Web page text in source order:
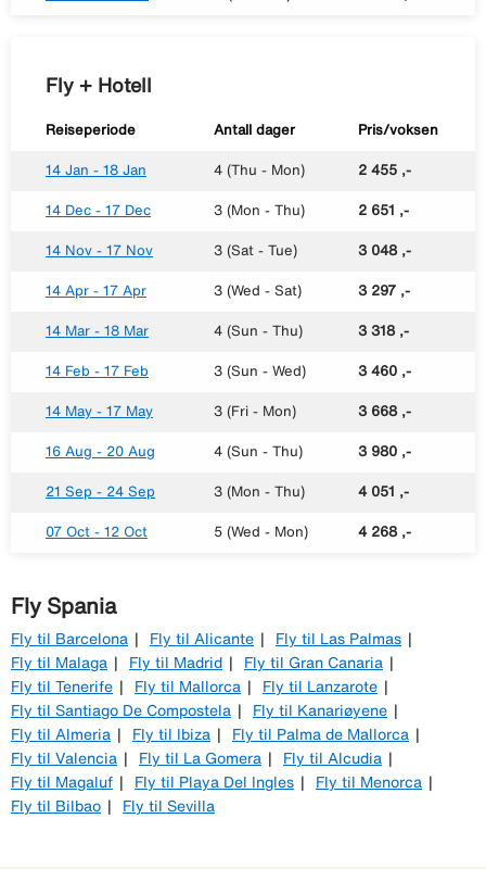
Fly + Hotell
Reiseperiode Antall dager Pris/voksen
14 Jan - 18 Jan 4 (Thu - Mon) 2 455 ,-
14 Dec - 17 Dec 3 (Mon - Thu) 2 651 ,-
14 Nov - 17 Nov 3 (Sat - Tue) 3 048 ,-
14 Apr - 17 Apr 3 (Wed - Sat) 3 297 ,-
14 Mar - 18 Mar 4 (Sun - Thu) 3 318 ,-
14 Feb - 17 Feb 3 (Sun - Wed) 3 460 ,-
14 May - 17 May 3 (Fri - Mon) 3 668 ,-
16 Aug - 20 Aug 4 (Sun - Thu) 3 980 ,-
21 Sep - 24 Sep 3 (Mon - Thu) 4 051 ,-
07 Oct - 12 Oct 5 (Wed - Mon) 4 268 ,-
Fly Spania
Fly til Barcelona Fly til Alicante
Fly til Las Palmas
Fly til Malaga
Fly til Madrid
Fly til Gran Canaria
Fly til Tenerife
Fly til Mallorca
Fly til Lanzarote
Fly til Santiago De Compostela
Fly til Kanariøyene
Fly til Almeria
Fly til Ibiza
Fly til Palma de Mallorca
Fly til Valencia
Fly til La Gomera
Fly til Alcudia
Fly til Magaluf
Fly til Playa Del Ingles
Fly til Menorca
Fly til Bilbao
Fly til Sevilla